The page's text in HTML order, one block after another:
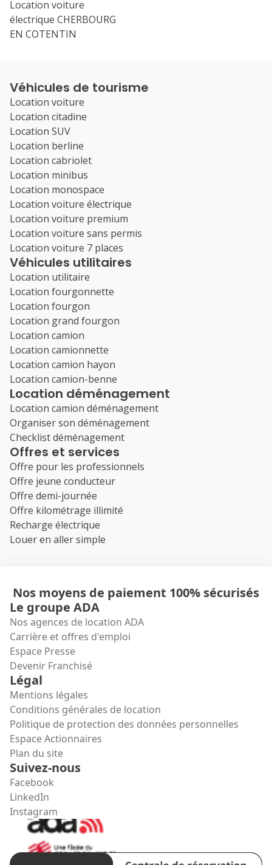
Location voiture
électrique CHERBOURG
EN COTENTIN
Véhicules de tourisme
Location voiture
Location citadine
Location SUV
Location berline
Location cabriolet
Location minibus
Location monospace
Location voiture électrique
Location voiture premium
Location voiture sans permis
Location voiture 7 places
Véhicules utilitaires
Location utilitaire
Location fourgonnette
Location fourgon
Location grand fourgon
Location camion
Location camionnette
Location camion hayon
Location camion-benne
Location déménagement
Location camion déménagement
Organiser son déménagement
Checklist déménagement
Offres et services
Offre pour les professionnels
Offre jeune conducteur
Offre demi-journée
Offre kilométrage illimité
Recharge électrique
Louer en aller simple
Nos moyens de paiement 100% sécurisés
Le groupe ADA
Nos agences de location ADA
Carrière et offres d'emploi
Espace Presse
Devenir Franchisé
Légal
Mentions légales
Conditions générales de location
Politique de protection des données personnelles
Espace Actionnaires
Plan du site
Suivez-nous
Facebook
LinkedIn
Instagram